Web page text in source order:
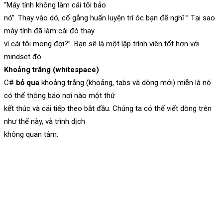
“Máy tính không làm cái tôi bảo
nó”. Thay vào dó, cố gắng huấn luyện trí óc bạn để nghĩ ” Tại sao
máy tính đã làm cái đó thay
vì cái tôi mong đợi?”. Bạn sẽ là một lập trình viên tốt hơn với
mindset đó.
Khoảng trắng (whitespace)
C# bỏ qua khoảng trắng (khoảng, tabs và dòng mới) miễn là nó
có thể thông báo nơi nào một thứ
kết thúc và cái tiếp theo bắt đầu. Chúng ta có thể viết dòng trên
như thế này, và trình dịch
không quan tâm: